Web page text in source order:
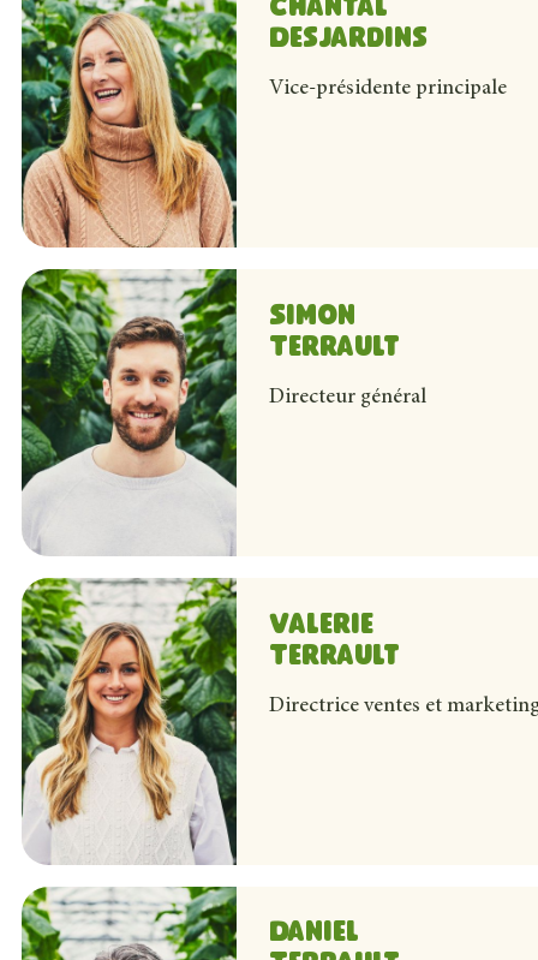
Chantal
Desjardins
Vice-présidente principale
Chantal est la conjointe de cœur et d’affaires de
Simon
Terrault
Directeur général
Simon est le fils de Sylvain et Chantal. Il est des
potentiel des membres de son équipe. Il
Valerie
Terrault
Directrice ventes et
Valérie est la fille de Sylvain et Chantal. C’est notre
Daniel